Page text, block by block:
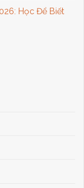
Học Để Biết